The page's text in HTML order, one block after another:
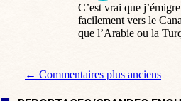
C’est vrai que
facilement vers le
que l’Arabie ou la
Navigation de
← Commentaires plus anciens